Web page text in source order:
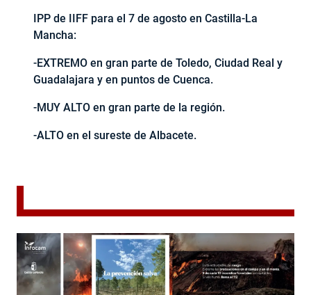
IPP de IIFF para el 7 de agosto en Castilla-La
Mancha:
-EXTREMO en gran parte de Toledo, Ciudad Real y
Guadalajara y en puntos de Cuenca.
-MUY ALTO en gran parte de la región.
-ALTO en el sureste de Albacete.